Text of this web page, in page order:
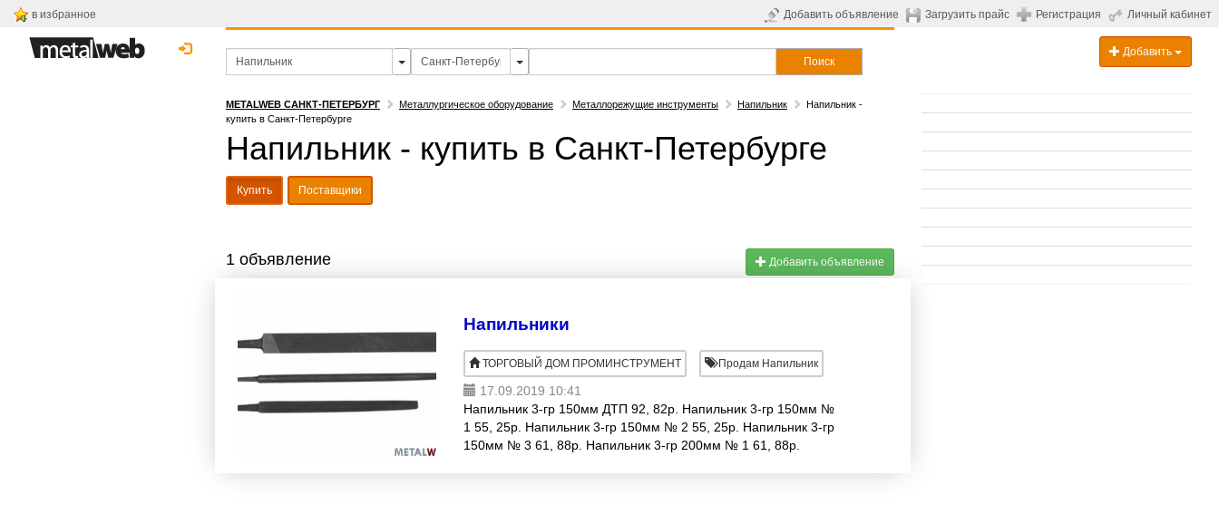
в избранное Добавить объявление Загрузить прайс Регистрация Личный кабинет
Поиск
Добавить
METALWEB САНКТ-ПЕТЕРБУРГ Металлургическое оборудование Металлорежущие инструменты Напильник
Напильник -
купить в Санкт-Петербурге
Напильник - купить в Санкт-Петербурге
Купить Поставщики
1 объявление Добавить объявление
Напильники
ТОРГОВЫЙ ДОМ ПРОМИНСТРУМЕНТ Продам Напильник
17.09.2019 10:41
Напильник 3-гр 150мм ДТП 92, 82р. Напильник 3-гр 150мм №
1 55, 25р. Напильник 3-гр 150мм № 2 55, 25р. Напильник 3-гр
150мм № 3 61, 88р. Напильник 3-гр 200мм № 1 61, 88р.